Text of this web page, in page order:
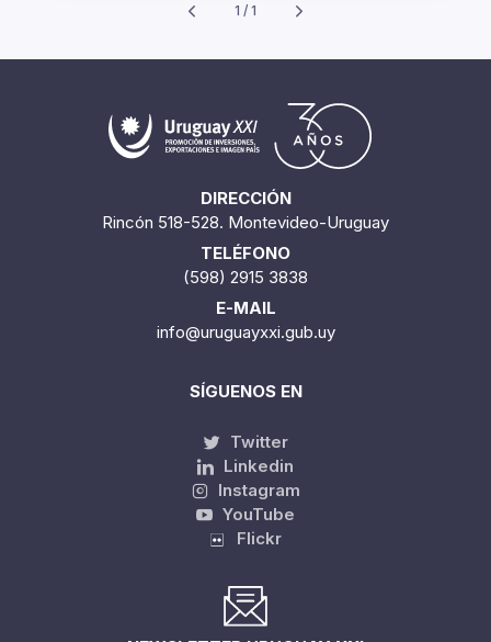
1 / 1
DIRECCIÓN
Rincón 518-528. Montevideo-Uruguay
TELÉFONO
(598) 2915 3838
E-MAIL
info@uruguayxxi.gub.uy
SÍGUENOS EN
Twitter
Linkedin
Instagram
YouTube
Flickr